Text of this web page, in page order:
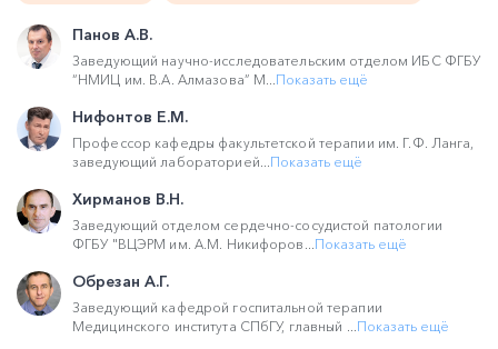
Панов А.В.
Заведующий научно-исследовательским отделом ИБС ФГБУ
“НМИЦ им. В.А. Алмазова” М...Показать ещё
Нифонтов Е.М.
Профессор кафедры факультетской терапии им. Г.Ф. Ланга,
заведующий лабораторией...Показать ещё
Хирманов В.Н.
Заведующий отделом сердечно-сосудистой патологии
ФГБУ "ВЦЭРМ им. А.М. Никифоров...Показать ещё
Обрезан А.Г.
Заведующий кафедрой госпитальной терапии
Медицинского института СПбГУ, главный ...Показать ещё